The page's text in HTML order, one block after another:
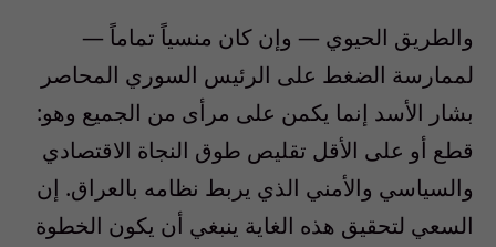
والطريق الحيوي — وإن كان منسياً تماماً —
لممارسة الضغط على الرئيس السوري المحاصر
بشار الأسد إنما يكمن على مرأى من الجميع وهو:
قطع أو على الأقل تقليص طوق النجاة الاقتصادي
والسياسي والأمني الذي يربط نظامه بالعراق. إن
السعي لتحقيق هذه الغاية ينبغي أن يكون الخطوة